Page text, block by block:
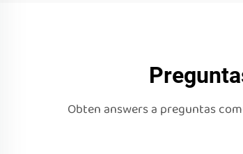
Obten answers a preguntas